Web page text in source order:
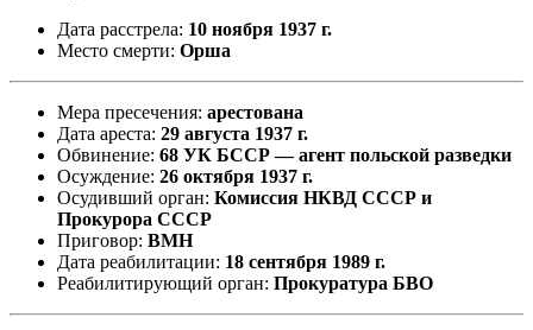
Дата расстрела: 10 ноября 1937 г.
Место смерти: Орша
Мера пресечения: арестована
Дата ареста: 29 августа 1937 г.
Обвинение: 68 УК БССР — агент польской разведки
Осуждение: 26 октября 1937 г.
Осудивший орган: Комиссия НКВД СССР и
Прокурора СССР
Приговор: ВМН
Дата реабилитации: 18 сентября 1989 г.
Реабилитирующий орган: Прокуратура БВО